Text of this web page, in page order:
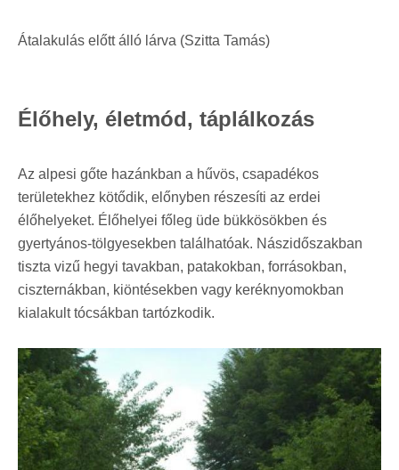
Átalakulás előtt álló lárva (Szitta Tamás)
Élőhely, életmód, táplálkozás
Az alpesi gőte hazánkban a hűvös, csapadékos
területekhez kötődik, előnyben részesíti az erdei
élőhelyeket. Élőhelyei főleg üde bükkösökben és
gyertyános-tölgyesekben találhatóak. Nászidőszakban
tiszta vizű hegyi tavakban, patakokban, forrásokban,
ciszternákban, kiöntésekben vagy keréknyomokban
kialakult tócsákban tartózkodik.